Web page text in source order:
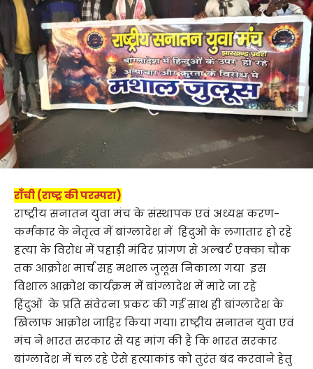
राँची (राष्ट्र की परम्परा)
राष्ट्रीय सनातन युवा मंच के संस्थापक एवं अध्यक्ष करण-
कर्मकार के नेतृत्व में बांग्लादेश में हिंदुओं के लगातार हो रहे
हत्या के विरोध में पहाड़ी मंदिर प्रांगण से अल्बर्ट एक्का चौक
तक आक्रोश मार्च सह मशाल जुलूस निकाला गया इस
विशाल आक्रोश कार्यक्रम में बांग्लादेश में मारे जा रहे
हिंदुओं के प्रति संवेदना प्रकट की गई साथ ही बांग्लादेश के
खिलाफ आक्रोश जाहिर किया गया। राष्ट्रीय सनातन युवा एवं
मंच ने भारत सरकार से यह मांग की है कि भारत सरकार
बांग्लादेश में चल रहे ऐसे हत्याकांड को तुरंत बंद करवाने हेतु